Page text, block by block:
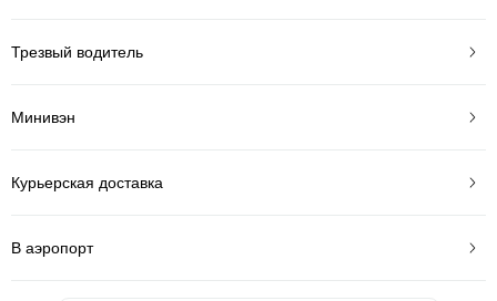
Трезвый водитель
Минивэн
Курьерская доставка
В аэропорт